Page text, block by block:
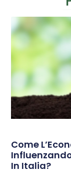
Come
In Italia?